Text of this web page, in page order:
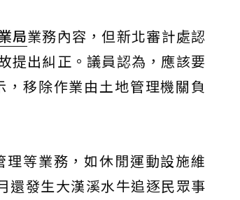
局業務內容，但新北審計處認
提出糾正。議員認為，應該要
移除作業由土地管理機關負
等業務，如休閒運動設施維
還發生大漢溪水牛追逐民眾事